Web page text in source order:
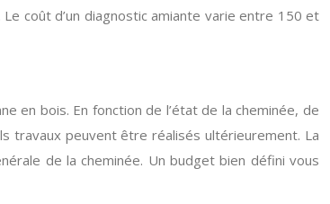
coût d’un diagnostic amiante varie entre 150 et
en bois. En fonction de l’état de la cheminée, de
travaux peuvent être réalisés ultérieurement. La
de la cheminée. Un budget bien défini vous